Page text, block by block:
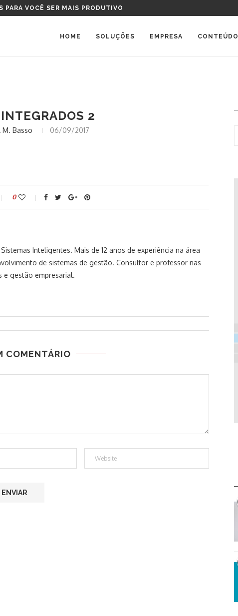
PARA VOCÊ SER MAIS PRODUTIVO
HOME SOLUÇÕES EMPRESA CONTEÚDO
2
M. Basso 06/09/2017
0
Inteligentes. Mais de 12 anos de experiência na área
de sistemas de gestão. Consultor e professor nas
e gestão empresarial.
COMENTÁRIO